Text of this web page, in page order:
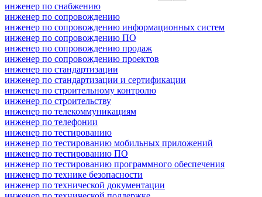
инженер по снабжению
инженер по сопровождению
инженер по сопровождению информационных систем
инженер по сопровождению ПО
инженер по сопровождению продаж
инженер по сопровождению проектов
инженер по стандартизации
инженер по стандартизации и сертификации
инженер по строительному контролю
инженер по строительству
инженер по телекоммуникациям
инженер по телефонии
инженер по тестированию
инженер по тестированию мобильных приложений
инженер по тестированию ПО
инженер по тестированию программного обеспечения
инженер по технике безопасности
инженер по технической документации